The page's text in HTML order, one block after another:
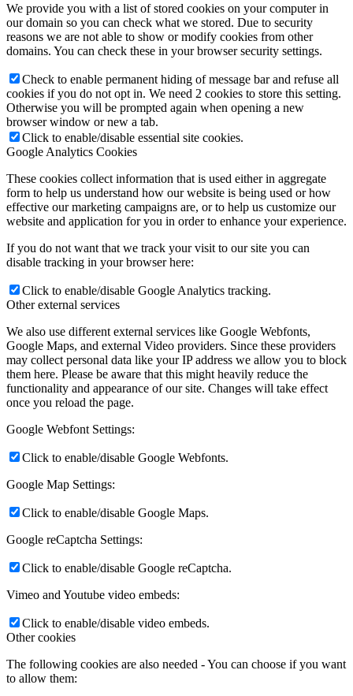
We provide you with a list of stored cookies on your computer in
our domain so you can check what we stored. Due to security
reasons we are not able to show or modify cookies from other
domains. You can check these in your browser security settings.
Check to enable permanent hiding of message bar and refuse all
cookies if you do not opt in. We need 2 cookies to store this setting.
Otherwise you will be prompted again when opening a new
browser window or new a tab.
Click to enable/disable essential site cookies.
Google Analytics Cookies
These cookies collect information that is used either in aggregate
form to help us understand how our website is being used or how
effective our marketing campaigns are, or to help us customize our
website and application for you in order to enhance your experience.
If you do not want that we track your visit to our site you can
disable tracking in your browser here:
Click to enable/disable Google Analytics tracking.
Other external services
We also use different external services like Google Webfonts,
Google Maps, and external Video providers. Since these providers
may collect personal data like your IP address we allow you to block
them here. Please be aware that this might heavily reduce the
functionality and appearance of our site. Changes will take effect
once you reload the page.
Google Webfont Settings:
Click to enable/disable Google Webfonts.
Google Map Settings:
Click to enable/disable Google Maps.
Google reCaptcha Settings:
Click to enable/disable Google reCaptcha.
Vimeo and Youtube video embeds:
Click to enable/disable video embeds.
Other cookies
The following cookies are also needed - You can choose if you want
to allow them: